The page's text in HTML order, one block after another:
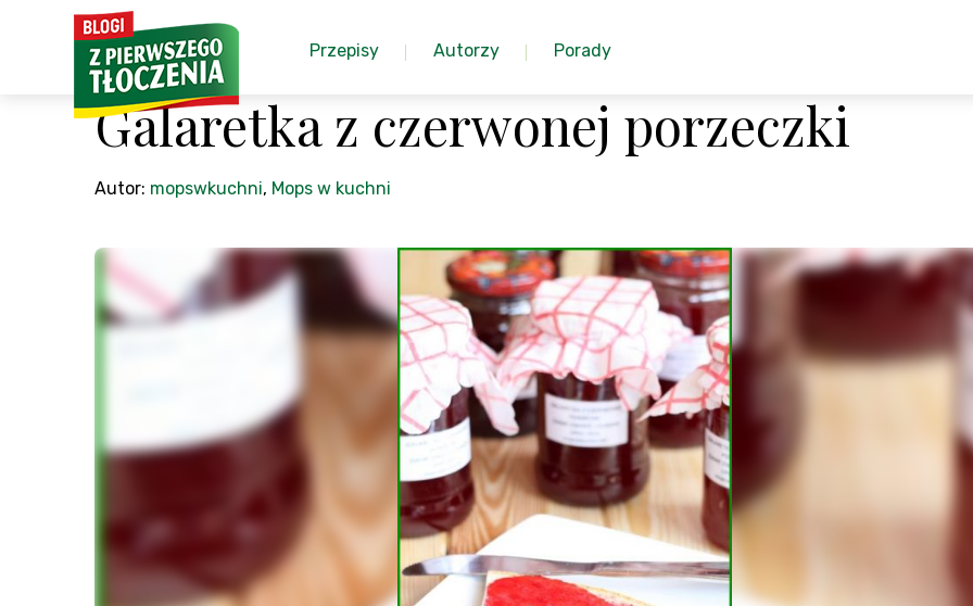
Przepisy Autorzy Porady
Galaretka z czerwonej porzeczki
Autor: mopswkuchni, Mops w kuchni